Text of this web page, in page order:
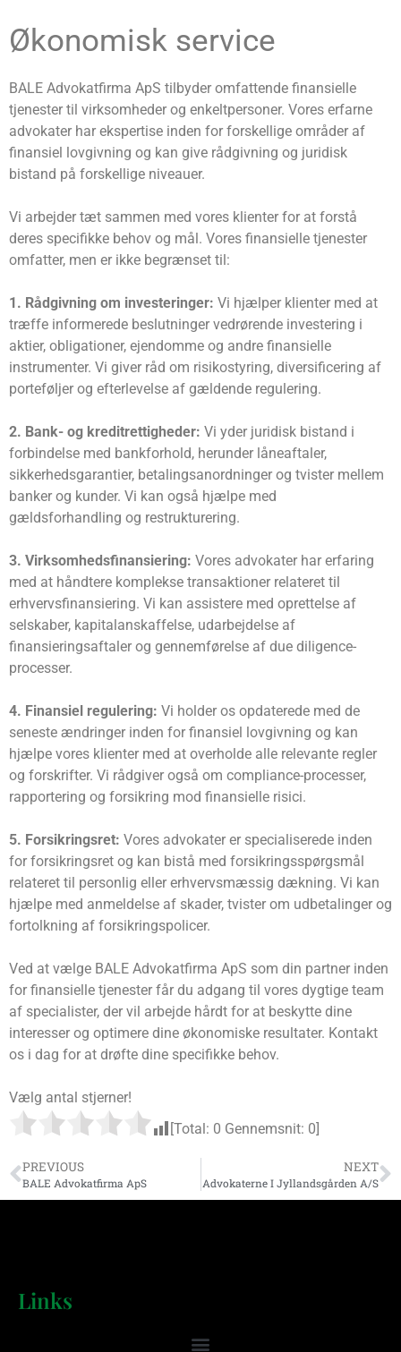
Økonomisk service
BALE Advokatfirma ApS tilbyder omfattende finansielle
tjenester til virksomheder og enkeltpersoner. Vores erfarne
advokater har ekspertise inden for forskellige områder af
finansiel lovgivning og kan give rådgivning og juridisk
bistand på forskellige niveauer.
Vi arbejder tæt sammen med vores klienter for at forstå
deres specifikke behov og mål. Vores finansielle tjenester
omfatter, men er ikke begrænset til:
1. Rådgivning om investeringer: Vi hjælper klienter med at
træffe informerede beslutninger vedrørende investering i
aktier, obligationer, ejendomme og andre finansielle
instrumenter. Vi giver råd om risikostyring, diversificering af
porteføljer og efterlevelse af gældende regulering.
2. Bank- og kreditrettigheder: Vi yder juridisk bistand i
forbindelse med bankforhold, herunder låneaftaler,
sikkerhedsgarantier, betalingsanordninger og tvister mellem
banker og kunder. Vi kan også hjælpe med
gældsforhandling og restrukturering.
3. Virksomhedsfinansiering: Vores advokater har erfaring
med at håndtere komplekse transaktioner relateret til
erhvervsfinansiering. Vi kan assistere med oprettelse af
selskaber, kapitalanskaffelse, udarbejdelse af
finansieringsaftaler og gennemførelse af due diligence-
processer.
4. Finansiel regulering: Vi holder os opdaterede med de
seneste ændringer inden for finansiel lovgivning og kan
hjælpe vores klienter med at overholde alle relevante regler
og forskrifter. Vi rådgiver også om compliance-processer,
rapportering og forsikring mod finansielle risici.
5. Forsikringsret: Vores advokater er specialiserede inden
for forsikringsret og kan bistå med forsikringsspørgsmål
relateret til personlig eller erhvervsmæssig dækning. Vi kan
hjælpe med anmeldelse af skader, tvister om udbetalinger og
fortolkning af forsikringspolicer.
Ved at vælge BALE Advokatfirma ApS som din partner inden
for finansielle tjenester får du adgang til vores dygtige team
af specialister, der vil arbejde hårdt for at beskytte dine
interesser og optimere dine økonomiske resultater. Kontakt
os i dag for at drøfte dine specifikke behov.
Vælg antal stjerner!
[Total: 0 Gennemsnit: 0
PREVIOUS
BALE Advokatfirma ApS
NEXT
Advokaterne I Jyllandsgården A/S
Links